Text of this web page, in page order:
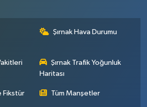
Şırnak Hava Durumu
Şırnak Trafik Yoğunluk
Haritası
Fikstür Tüm Manşetler